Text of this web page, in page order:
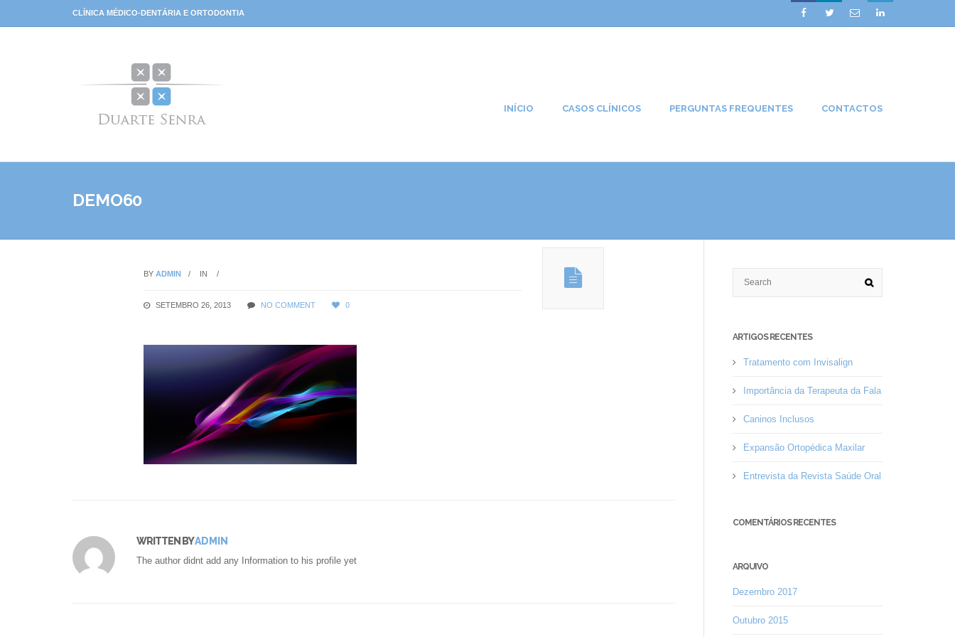
CLÍNICA MÉDICO-DENTÁRIA E ORTODONTIA    
INÍCIO CASOS CLÍNICOS PERGUNTAS FREQUENTES CONTACTOS
DEMO60
BY ADMIN IN
SETEMBRO 26, 2013 NO COMMENT 0
WRITTEN BYADMIN
The author didnt add any Information to his profile yet
ARTIGOS RECENTES
Tratamento com Invisalign
Importância da Terapeuta da Fala
Caninos Inclusos
Expansão Ortopédica Maxilar
Entrevista da Revista Saúde Oral
COMENTÁRIOS RECENTES
ARQUIVO
Dezembro 2017
Outubro 2015